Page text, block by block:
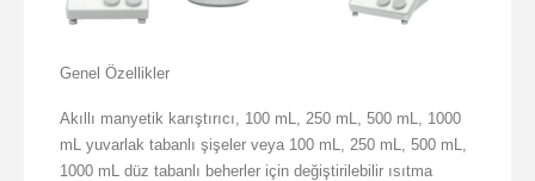
Genel Özellikler
Akıllı manyetik karıştırıcı, 100 mL, 250 mL, 500 mL, 1000
mL yuvarlak tabanlı şişeler veya 100 mL, 250 mL, 500 mL,
1000 mL düz tabanlı beherler için değiştirilebilir ısıtma